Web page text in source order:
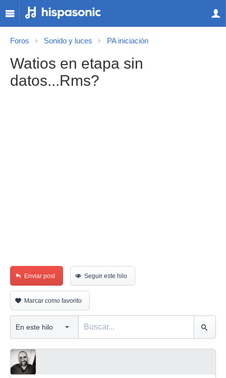
Foros Sonido y luces PA iniciación
Watios en etapa sin
datos...Rms?
Enviar post Seguir este hilo
Marcar como favorito